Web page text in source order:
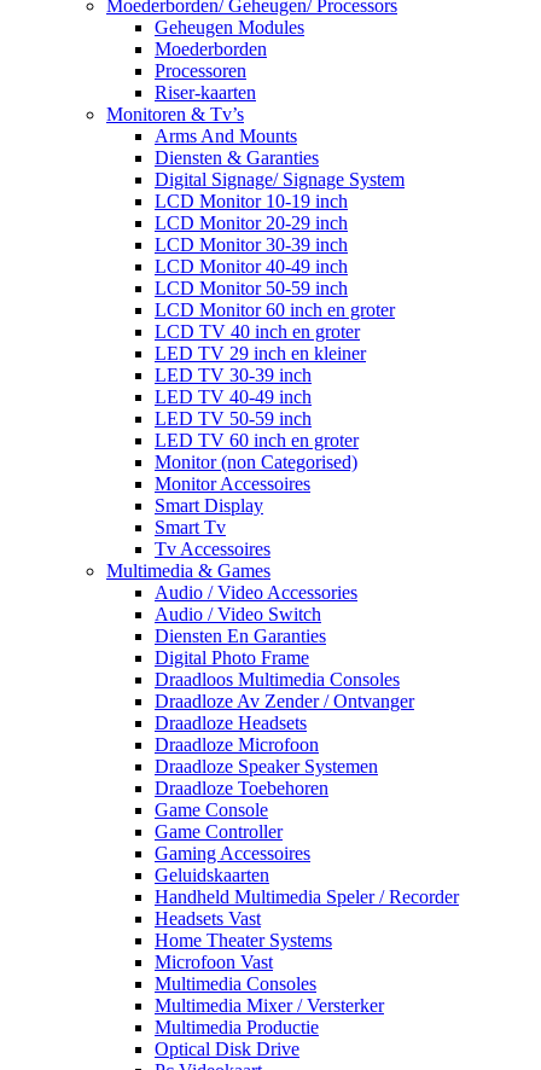
Moederborden/ Geheugen/ Processors
Geheugen Modules
Moederborden
Processoren
Riser-kaarten
Monitoren & Tv’s
Arms And Mounts
Diensten & Garanties
Digital Signage/ Signage System
LCD Monitor 10-19 inch
LCD Monitor 20-29 inch
LCD Monitor 30-39 inch
LCD Monitor 40-49 inch
LCD Monitor 50-59 inch
LCD Monitor 60 inch en groter
LCD TV 40 inch en groter
LED TV 29 inch en kleiner
LED TV 30-39 inch
LED TV 40-49 inch
LED TV 50-59 inch
LED TV 60 inch en groter
Monitor (non Categorised)
Monitor Accessoires
Smart Display
Smart Tv
Tv Accessoires
Multimedia & Games
Audio / Video Accessories
Audio / Video Switch
Diensten En Garanties
Digital Photo Frame
Draadloos Multimedia Consoles
Draadloze Av Zender / Ontvanger
Draadloze Headsets
Draadloze Microfoon
Draadloze Speaker Systemen
Draadloze Toebehoren
Game Console
Game Controller
Gaming Accessoires
Geluidskaarten
Handheld Multimedia Speler / Recorder
Headsets Vast
Home Theater Systems
Microfoon Vast
Multimedia Consoles
Multimedia Mixer / Versterker
Multimedia Productie
Optical Disk Drive